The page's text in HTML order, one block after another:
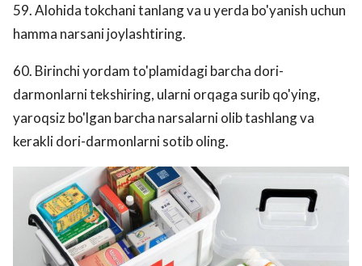
59. Alohida tokchani tanlang va u yerda bo'yanish uchun
hamma narsani joylashtiring.
60. Birinchi yordam to'plamidagi barcha dori-
darmonlarni tekshiring, ularni orqaga surib qo'ying,
yaroqsiz bo'lgan barcha narsalarni olib tashlang va
kerakli dori-darmonlarni sotib oling.